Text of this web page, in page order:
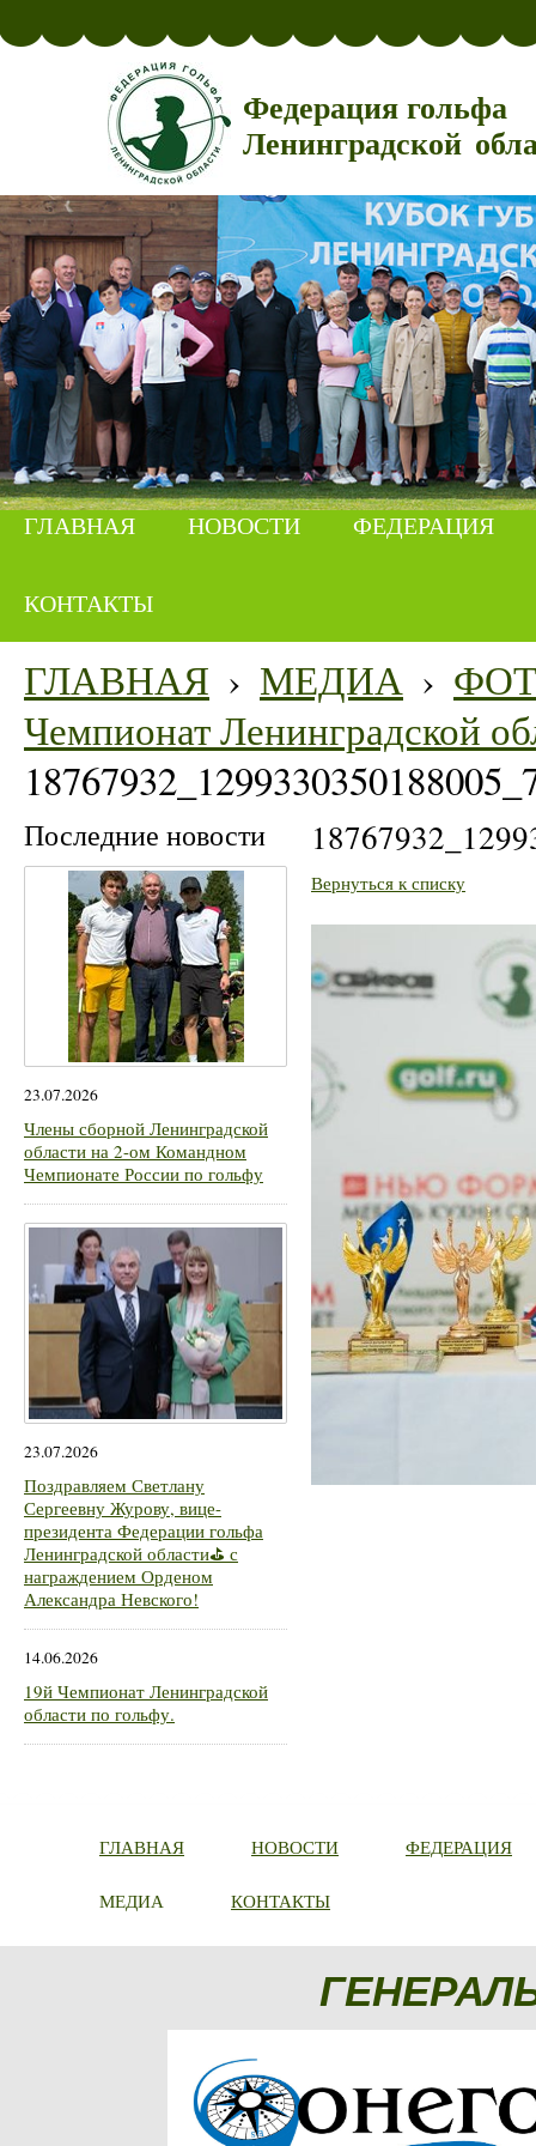
Федерация гольфа
Ленинградской
ГЛАВНАЯ НОВОСТИ ФЕДЕРАЦИЯ
КОНТАКТЫ
ГЛАВНАЯ › МЕДИА ›
Чемпионат Ленинградской
Последние новости
23.07.2026
Члены сборной Ленинградской
области на 2-ом Командном
Чемпионате России по гольфу
23.07.2026
Поздравляем Светлану
Сергеевну Журову, вице-
президента Федерации гольфа
Ленинградской области⛳ с
награждением Орденом
Александра Невского!
14.06.2026
19й Чемпионат Ленинградской
области по гольфу.
Вернуться к списку
ГЛАВНАЯ НОВОСТИ ФЕДЕРАЦИЯ
МЕДИА КОНТАКТЫ